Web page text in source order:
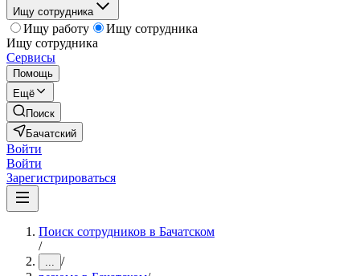
Ищу сотрудника
Ищу работу
Ищу сотрудника
Ищу сотрудника
Сервисы
Помощь
Ещё
Поиск
Бачатский
Войти
Войти
Зарегистрироваться
Поиск сотрудников в Бачатском
/
... /